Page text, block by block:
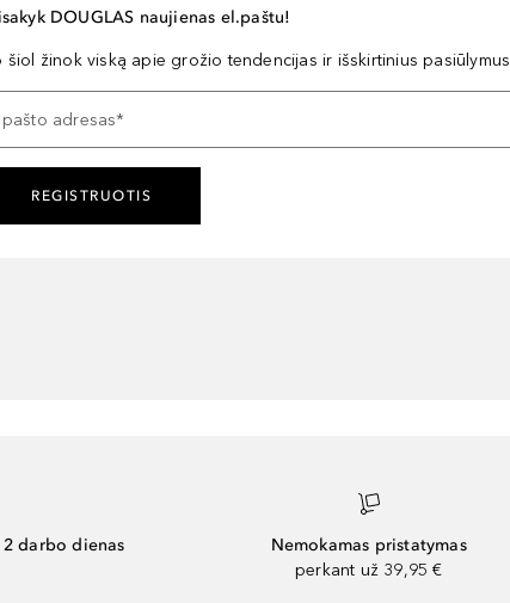
DOUGLAS naujienas el.paštu!
šiol žinok viską apie grožio tendencijas ir išskirtinius pasiūlymus
pašto adresas*
REGISTRUOTIS
2 darbo dienas
Nemokamas pristatymas
perkant už 39,95 €